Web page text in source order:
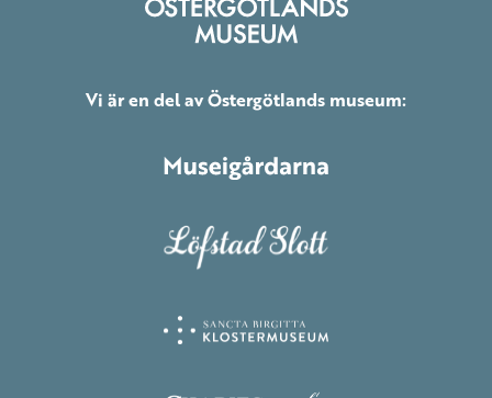
Vi är en del av Östergötlands museum: